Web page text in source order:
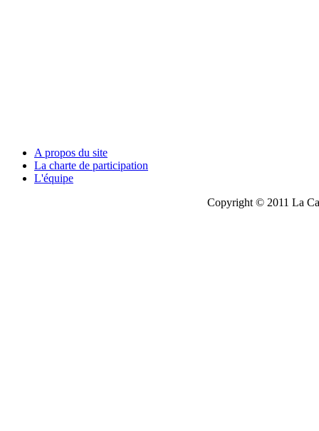
A propos du site
La charte de participation
L'équipe
Copyright © 2011 La